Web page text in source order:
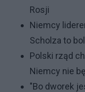
Rosji
Niemcy
Scholza to
Polski rząd
Niemcy nie
"Bo dworek